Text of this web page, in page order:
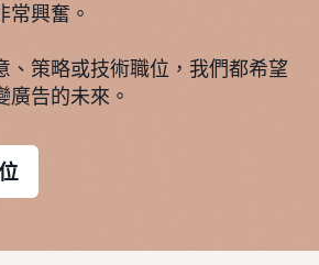
常興奮。
、策略或技術職位，我們都希望
廣告的未來。